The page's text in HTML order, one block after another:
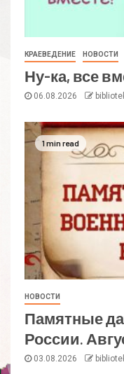
КРАЕВЕДЕНИЕ НОВОСТИ
Ну-ка, все
06.08.2026
1 min read
НОВОСТИ
Памятные
России.
03.08.2026